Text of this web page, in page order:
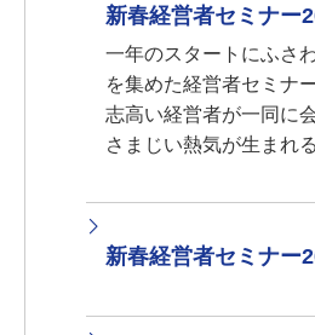
新春経営者セミナー
一年のスタートにふさ
を集めた経営者セミナ
志高い経営者が一同に
さまじい熱気が生まれる
新春経営者セミナー